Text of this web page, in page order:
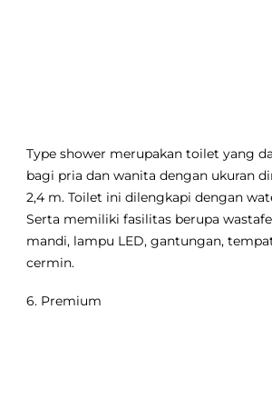
Type shower merupakan toilet yang
bagi pria dan wanita dengan ukuran
2,4 m. Toilet ini dilengkapi dengan
Serta memiliki fasilitas berupa
mandi, lampu LED, gantungan,
cermin.
6. Premium